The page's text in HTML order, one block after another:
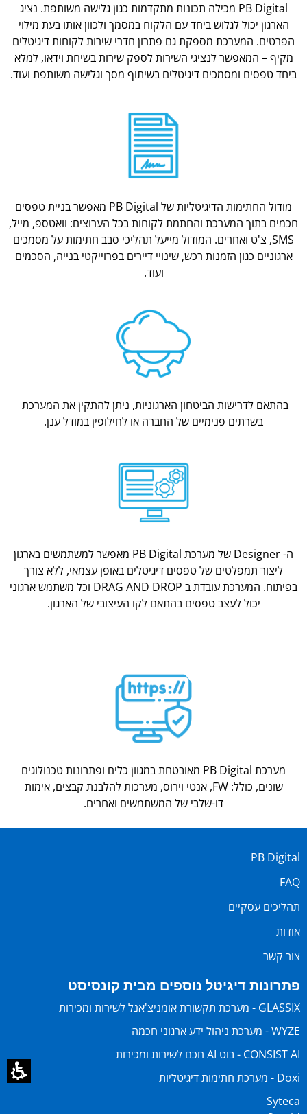
PB Digital מכילה תכונות מתקדמות כגון גלישה משותפת. נציג
הארגון יכול לגלוש ביחד עם הלקוח במסמך ולכוון אותו בעת מילוי
הפרטים. המערכת מספקת גם פתרון חדרי שירות לקוחות דיגיטלים
מקיף – המאפשר לנציגי השירות לספק שירות בשיחת וידאו, למלא
ביחד טפסים ומסמכים דיגיטלים בשיתוף מסך וגלישה משותפת ועוד.
מודול החתימות הדיגיטליות של PB Digital מאפשר בניית טפסים
חכמים בתוך המערכת והחתמת לקוחות בכל הערוצים: וואטספ, מייל,
SMS, צ'ט ואחרים. המודול מייעל תהליכי סבב חתימות על מסמכים
ארגוניים כגון הזמנות רכש, שינויי דיירים בפרוייקטי בנייה, הסכמים
ועוד.
בהתאם לדרישות הביטחון הארגוניות, ניתן להתקין את המערכת
בשרתים פנימיים של החברה או לחילופין במודל ענן.
ה- Designer של מערכת PB Digital מאפשר למשתמשים בארגון
ליצור תמפלטים של טפסים דיגיטלים באופן עצמאי, ללא צורך
בפיתוח. המערכת עובדת ב DRAG AND DROP וכל משתמש ארגוני
יכול לעצב טפסים בהתאם לקו העיצובי של הארגון.
מערכת PB Digital מאובטחת במגוון כלים ופתרונות טכנולוגים
שונים, כולל: FW, אנטי וירוס, מערכות להלבנת קבצים, אימות
דו-שלבי של המשתמשים ואחרים.
PB Digital
FAQ
תהליכים עסקיים
אודות
צור קשר
פתרונות דיגיטל נוספים מבית קונסיסט
GLASSIX - מערכת תקשורת אומניצ'אנל לשירות ומכירות
WYZE - מערכת ניהול ידע ארגוני חכמה
CONSIST AI - בוט AI חכם לשירות ומכירות
Doxi - מערכת חתימות דיגיטליות
Syteca